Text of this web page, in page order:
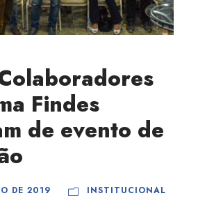
Findes
de evento de
DE 2019 INSTITUCIONAL